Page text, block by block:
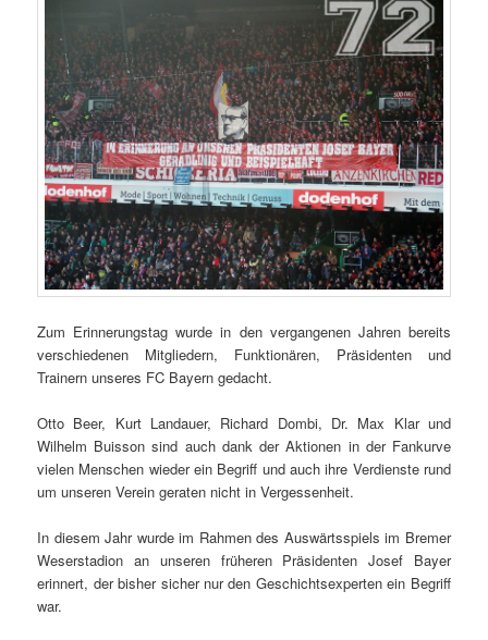
Zum Erinnerungstag wurde in den vergangenen Jahren bereits
verschiedenen Mitgliedern, Funktionären, Präsidenten und
Trainern unseres FC Bayern gedacht.
Otto Beer, Kurt Landauer, Richard Dombi, Dr. Max Klar und
Wilhelm Buisson sind auch dank der Aktionen in der Fankurve
vielen Menschen wieder ein Begriff und auch ihre Verdienste rund
um unseren Verein geraten nicht in Vergessenheit.
In diesem Jahr wurde im Rahmen des Auswärtsspiels im Bremer
Weserstadion an unseren früheren Präsidenten Josef Bayer
erinnert, der bisher sicher nur den Geschichtsexperten ein Begriff
war.